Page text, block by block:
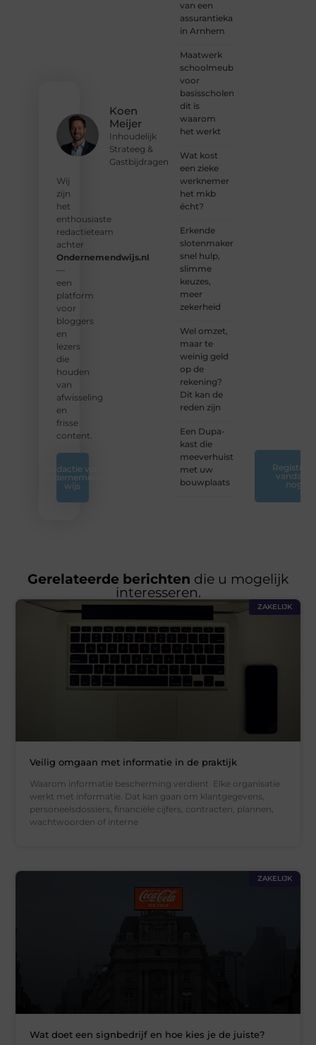
Koen
Meijer
Inhoudelijk
Strateeg &
Gastbijdragen
Wij
zijn
het
enthousiaste
redactieteam
achter
Ondernemendwijs.nl
—
een
platform
voor
bloggers
en
lezers
die
houden
van
afwisseling
en
frisse
content.
Redactie van
Ondernemend
wijs
van een
assurantiekantoor
in Arnhem
Maatwerk
schoolmeubilair
voor
basisscholen:
dit is
waarom
het werkt
Wat kost
een zieke
werknemer
het mkb
écht?
Erkende
slotenmakers:
snel hulp,
slimme
keuzes,
meer
zekerheid
Wel omzet,
maar te
weinig geld
op de
rekening?
Dit kan de
reden zijn
Een Dupa-
kast die
meeverhuist
met uw
bouwplaats
Registreer
vandaag
nog
Gerelateerde berichten die u mogelijk
interesseren.
ZAKELIJK
Veilig omgaan met informatie in de praktijk
Waarom informatie bescherming verdient Elke organisatie
werkt met informatie. Dat kan gaan om klantgegevens,
personeelsdossiers, financiële cijfers, contracten, plannen,
wachtwoorden of interne
ZAKELIJK
Wat doet een signbedrijf en hoe kies je de juiste?